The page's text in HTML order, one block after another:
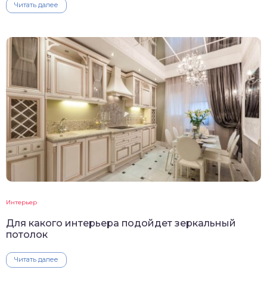
Читать далее
Интерьер
Для какого интерьера подойдет зеркальный
потолок
Читать далее